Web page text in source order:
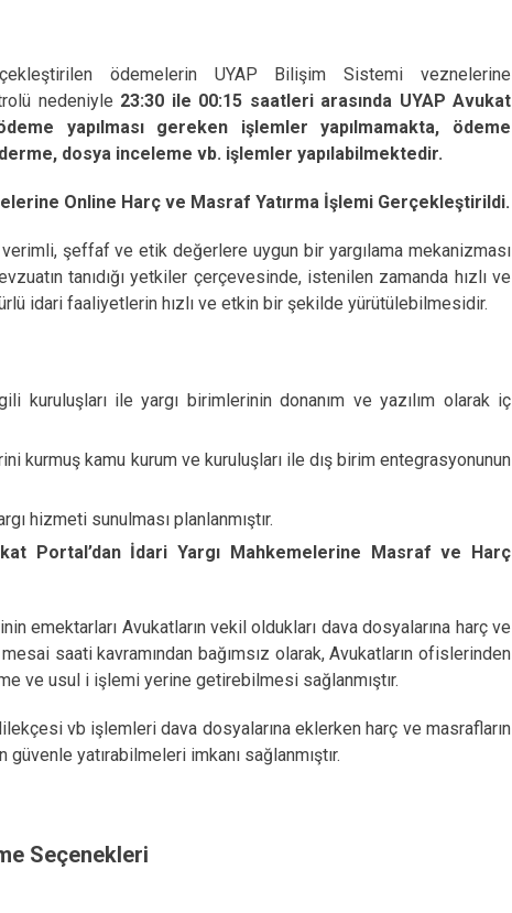
ödemelerin UYAP Bilişim Sistemi veznelerine
nedeniyle 23:30 ile 00:15 saatleri arasında UYAP Avukat
yapılması gereken işlemler yapılmamakta, ödeme
dosya inceleme vb. işlemler yapılabilmektedir.
Online Harç ve Masraf Yatırma İşlemi Gerçekleştirildi.
verimli, şeffaf ve etik değerlere uygun bir yargılama mekanizması
tanıdığı yetkiler çerçevesinde, istenilen zamanda hızlı ve
idari faaliyetlerin hızlı ve etkin bir şekilde yürütülebilmesidir.
kuruluşları ile yargı birimlerinin donanım ve yazılım olarak iç
kurmuş kamu kurum ve kuruluşları ile dış birim entegrasyonunun
hizmeti sunulması planlanmıştır.
Portal’dan İdari Yargı Mahkemelerine Masraf ve Harç
emektarları Avukatların vekil oldukları dava dosyalarına harç ve
saati kavramından bağımsız olarak, Avukatların ofislerinden
ve usul i işlemi yerine getirebilmesi sağlanmıştır.
vb işlemleri dava dosyalarına eklerken harç ve masrafların
yatırabilmeleri imkanı sağlanmıştır.
Seçenekleri